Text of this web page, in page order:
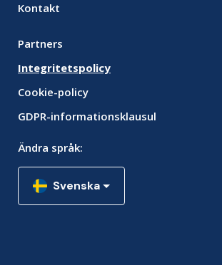
Kontakt
Partners
Integritetspolicy
Cookie-policy
GDPR-informationsklausul
Ändra språk:
Svenska